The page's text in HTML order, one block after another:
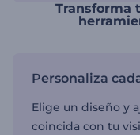
Transforma
Personaliza
Elige un diseño y
coincida con tu